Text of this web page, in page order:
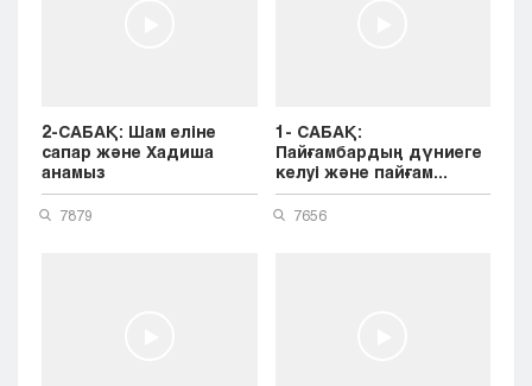
2-САБАҚ: Шам еліне
сапар және Хадиша
анамыз
7879
1- САБАҚ:
Пайғамбардың дүниеге
келуі және пайғам...
7656